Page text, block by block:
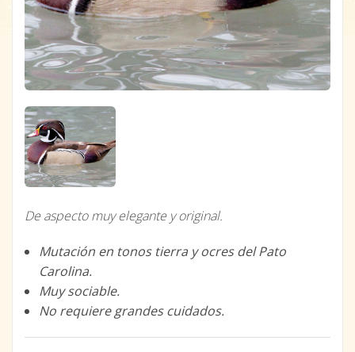
De aspecto muy elegante y original.
Mutación en tonos tierra y ocres del Pato
Carolina.
Muy sociable.
No requiere grandes cuidados.